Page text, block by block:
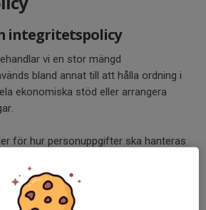
integritetspolicy
vi en stor mängd
bland annat till att hålla ordning i
ekonomiska stöd eller arrangera
för hur personuppgifter ska hanteras
av den nya
(GDPR), vilket gör att kraven förändras
dessa förändringar har vi kompletterat